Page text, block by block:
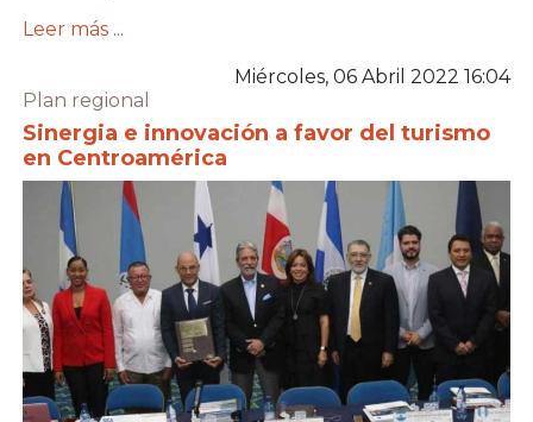
Leer más ...
Miércoles, 06 Abril 2022 16:04
Plan regional
Sinergia e innovación a favor del turismo
en Centroamérica